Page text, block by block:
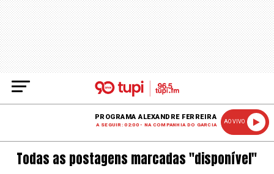
PROGRAMA ALEXANDRE FERREIRA
A SEGUIR: 02:00 - NA COMPANHIA DO GARCIA
AO VIVO
Todas as postagens marcadas "disponível"